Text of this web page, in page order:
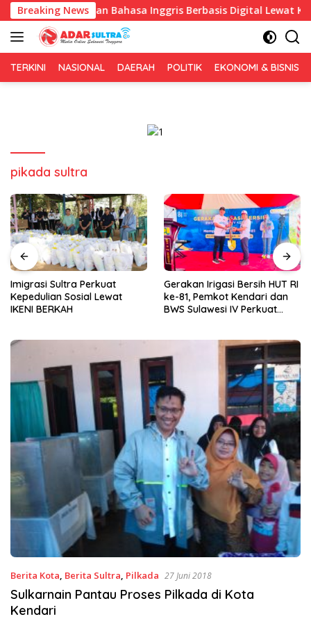
Langsung
ke
konten
Breaking NewsBahasa Inggris Berbasis Digital Lewat KKN
TERKINI NASIONAL DAERAH POLITIK EKONOMI & BISNIS
pikada sultra
Imigrasi Sultra Perkuat
Kepedulian Sosial Lewat
IKENI BERKAH
Gerakan Irigasi Bersih HUT RI
ke-81, Pemkot Kendari dan
BWS Sulawesi IV Perkuat
Berita Kota, Berita Sultra, Pilkada 27 Juni 2018
Sulkarnain Pantau Proses Pilkada di Kota
Kendari